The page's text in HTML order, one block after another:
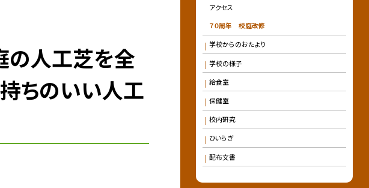
の人工芝を全
ちのいい人工
アクセス
７０周年 校庭改修
学校からのおたより
学校の様子
給食室
保健室
校内研究
ひいらぎ
配布文書